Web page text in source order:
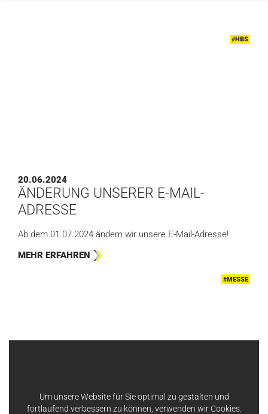
#HBS
20.06.2024
ÄNDERUNG UNSERER E-MAIL-
ADRESSE
Ab dem 01.07.2024 ändern wir unsere E-Mail-Adresse!
MEHR ERFAHREN
#MESSE
Um unsere Website für Sie optimal zu gestalten und
fortlaufend verbessern zu können, verwenden wir Cookies.